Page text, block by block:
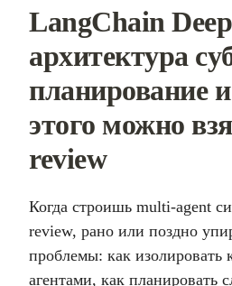
LangChain
архитектура
планирование
этого можно
review
Когда строишь multi-agent
review, рано или поздно
проблемы: как изолировать
агентами, как планировать